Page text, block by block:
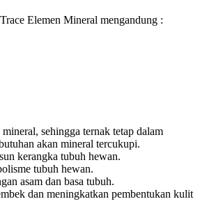
Elemen Mineral mengandung :
sehingga ternak tetap dalam
akan mineral tercukupi.
kerangka tubuh hewan.
tubuh hewan.
asam dan basa tubuh.
dan meningkatkan pembentukan kulit